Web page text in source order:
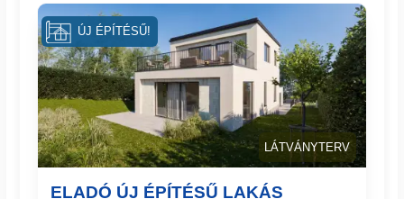
LÁTVÁNYTERV
ELADÓ ÚJ ÉPÍTÉSŰ LAKÁS
ÚJ ÉPÍTÉSŰ!